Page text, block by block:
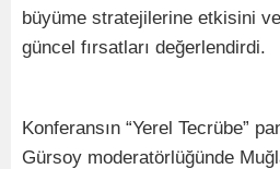
büyüme stratejilerine etkisini
güncel fırsatları değerlendirdi.
Konferansın “Yerel Tecrübe”
Gürsoy moderatörlüğünde